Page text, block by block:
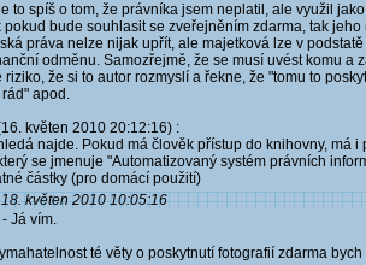
to spíš o tom, že právníka jsem neplatil, ale využil
pokud bude souhlasit se zveřejněním zdarma, tak
práva nelze nijak upřít, ale majetková lze v
odměnu. Samozřejmě, že se musí uvést komu a
riziko, že si to autor rozmyslí a řekne, že "tomu to
apod.
květen 2010 20:12:16) :
najde. Pokud má člověk přístup do knihovny, má
se jmenuje "Automatizovaný systém právních
částky (pro domácí použití)
18. květen 2010 10:05:16
Já vím.
té věty o poskytnutí fotografií zdarma bych